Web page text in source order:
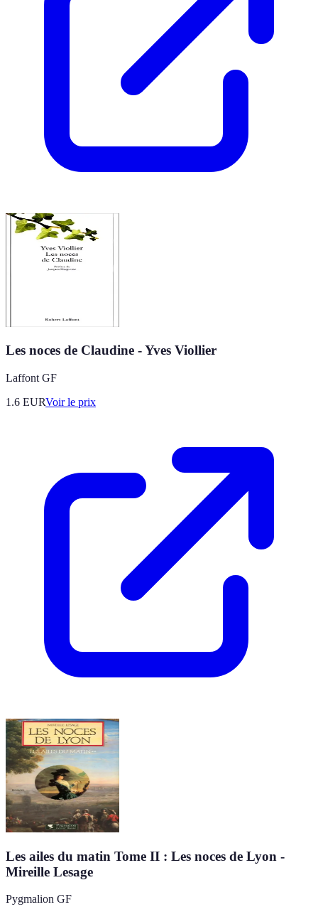
Les noces de Claudine - Yves Viollier
Laffont GF
1.6 EURVoir le prix
Les ailes du matin Tome II : Les noces de Lyon -
Mireille Lesage
Pygmalion GF